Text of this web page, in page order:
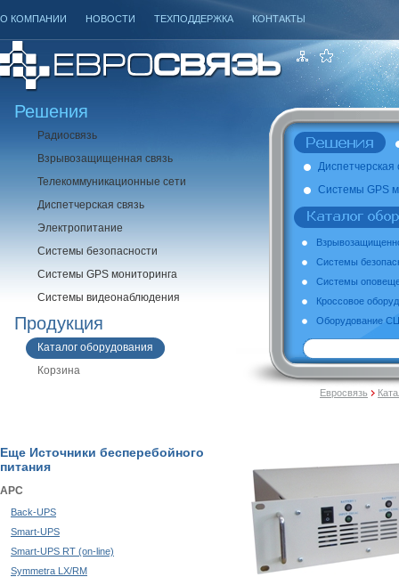
О КОМПАНИИ НОВОСТИ ТЕХПОДДЕРЖКА КОНТАКТЫ
Решения
Радиосвязь
Взрывозащищенная связь
Телекоммуникационные сети
Диспетчерская связь
Электропитание
Системы безопасности
Системы GPS мониторинга
Системы видеонаблюдения
Продукция
Каталог оборудования
Корзина
Диспетчерская
Системы GPS
Системы
Системы
Кроссовое
Оборудование
Евросвязь
Еще Источники бесперебойного
питания
APC
Back-UPS
Smart-UPS
Smart-UPS RT (on-line)
Symmetra LX/RM